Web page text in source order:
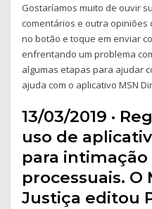
Gostaríamos muito de ouvir
comentários e outra opiniões
no botão e toque em enviar
enfrentando um problema
algumas etapas para ajudar
ajuda com o aplicativo MSN
13/03/2019 ·
uso de
para intimação
processuais. O
Justiça editou